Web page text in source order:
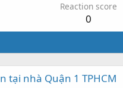
Reaction score
0
tại nhà Quận 1 TPHCM